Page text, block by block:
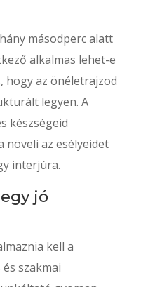
másodperc alatt
alkalmas lehet-e
hogy az önéletrajzod
legyen. A
készségeid
az esélyeidet
interjúra.
jó
kell a
szakmai